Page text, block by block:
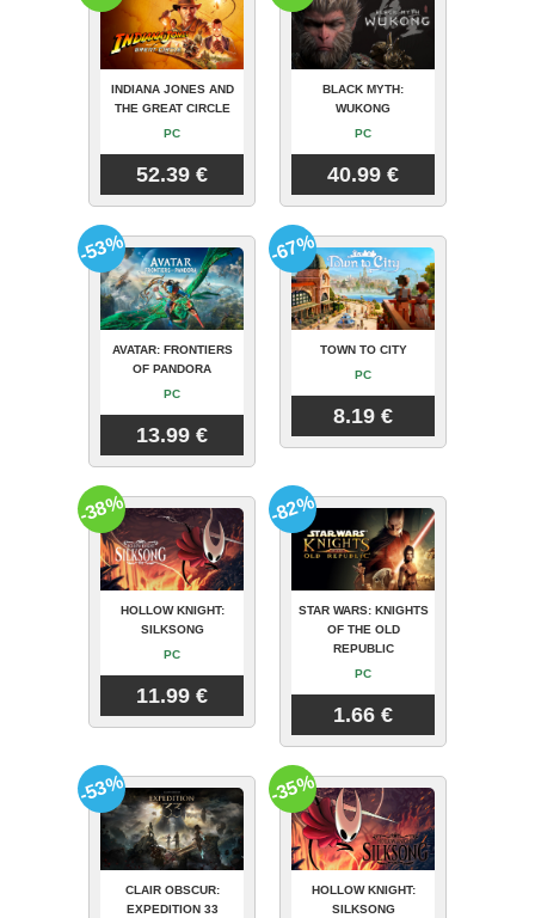
INDIANA JONES AND
THE GREAT CIRCLE
PC
52.39 €
BLACK MYTH:
WUKONG
PC
40.99 €
AVATAR: FRONTIERS
OF PANDORA
PC
13.99 €
-53%
TOWN TO CITY
PC
8.19 €
-67%
HOLLOW KNIGHT:
SILKSONG
PC
11.99 €
-38%
STAR WARS: KNIGHTS
OF THE OLD
REPUBLIC
PC
1.66 €
-82%
CLAIR OBSCUR:
EXPEDITION 33
-53%
HOLLOW KNIGHT:
SILKSONG
-35%